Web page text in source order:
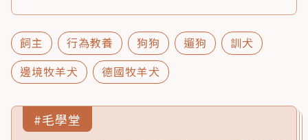
飼主 行為教養 狗狗 遛狗
訓犬
邊境牧羊犬
德國牧羊犬
#毛學堂